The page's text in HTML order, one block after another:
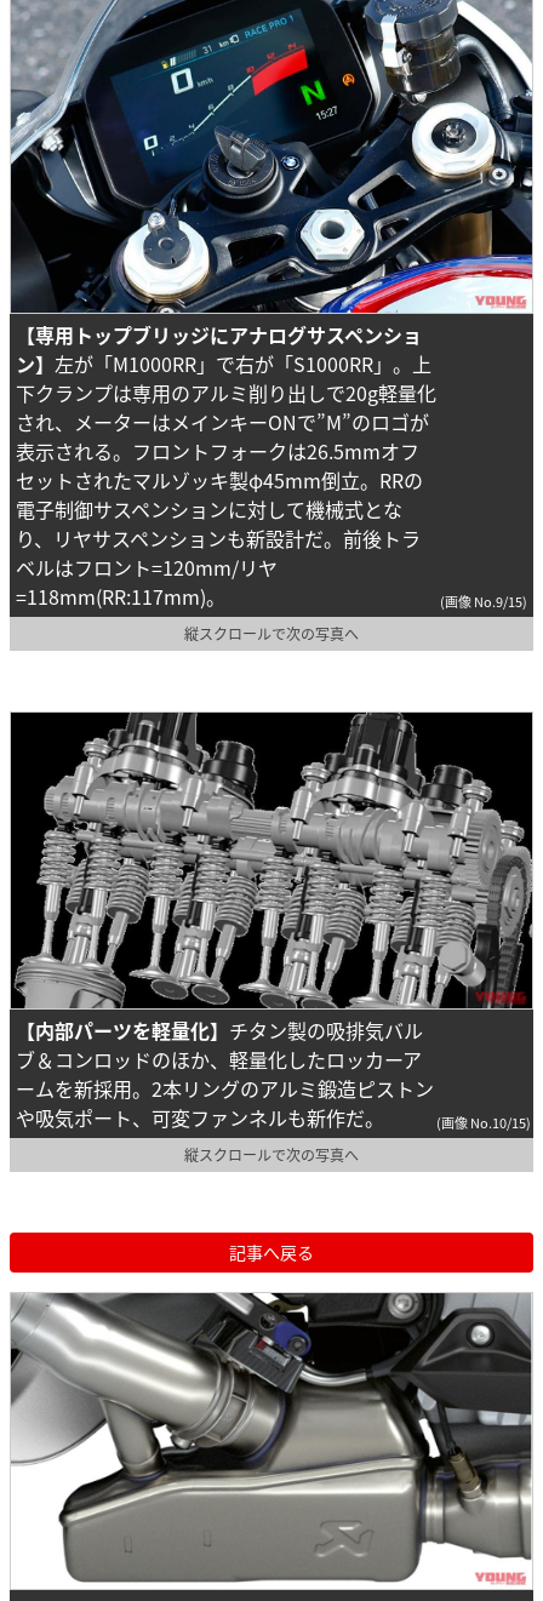
【専用トップブリッジにアナログサスペンショ
ン】 左が「M1000RR」で右が「S1000RR」。上
下クランプは専用のアルミ削り出しで20g軽量化
され、メーターはメインキーONで”M”のロゴが
表示される。フロントフォークは26.5mmオフ
セットされたマルゾッキ製φ45mm倒立。RRの
電子制御サスペンションに対して機械式とな
り、リヤサスペンションも新設計だ。前後トラ
ベルはフロント=120mm/リヤ
=118mm(RR:117mm)。
(画像 No.9/15)
縦スクロールで次の写真へ
【内部パーツを軽量化】 チタン製の吸排気バル
ブ＆コンロッドのほか、軽量化したロッカーア
ームを新採用。2本リングのアルミ鍛造ピストン
や吸気ポート、可変ファンネルも新作だ。
(画像 No.10/15)
縦スクロールで次の写真へ
記事へ戻る